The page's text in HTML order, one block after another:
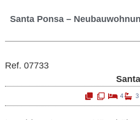
Santa Ponsa –
Ref. 07733
4 3